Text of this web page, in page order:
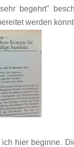
begehrt"
werden
hier beginne.